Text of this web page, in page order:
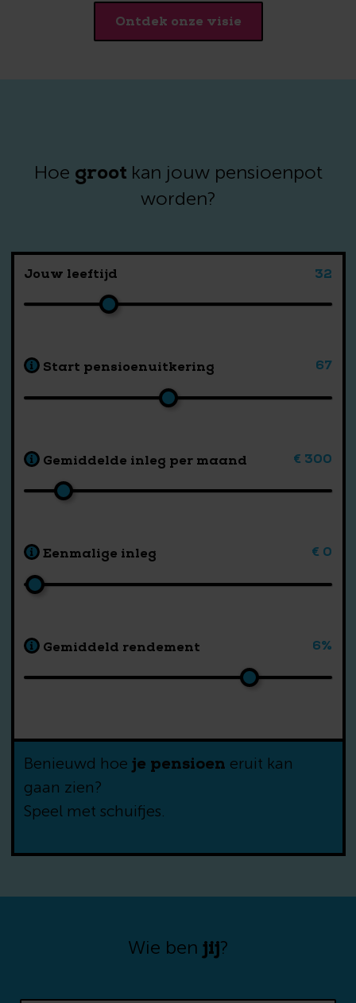
Ontdek onze visie
Hoe groot kan jouw pensioenpot
worden?
Jouw leeftijd 32
Start pensioenuitkering 67
Gemiddelde inleg per maand € 300
Eenmalige inleg € 0
Gemiddeld rendement 6%
Wat mis ik als ikjaar later begin?
Benieuwd hoe je pensioen eruit kan
gaan zien?
Speel met schuifjes.
Wie ben jij?